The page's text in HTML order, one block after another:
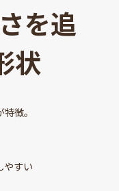
を追
状
徴。
やすい